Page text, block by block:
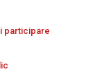
participare